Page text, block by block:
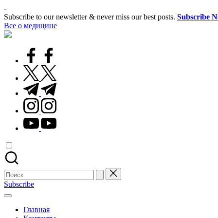
Перейти
к
содержимому
-
Subscribe to our newsletter & never miss our best posts. Subscribe
Все о медицине
Лечитесь
facebook.com
twitter.com
t.me
instagram.com
youtube.com
Поиск
для:
Subscribe
Главная